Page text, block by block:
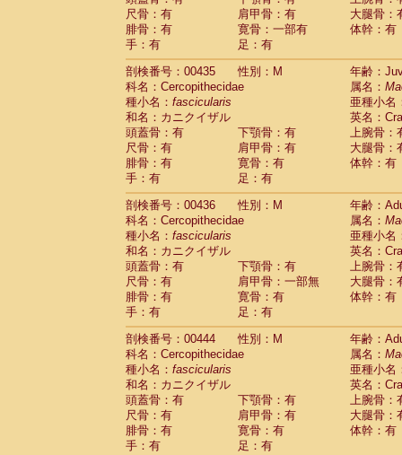
尺骨：有
肩甲骨：有
大腿骨：
腓骨：有
寛骨：一部有
体幹：有
手：有
足：有
剖検番号：00435
性別：M
年齢：
科名：Cercopithecidae
属名：
種小名： fascicularis
亜種小名
和名：カニクイザル
英名：
頭蓋骨：有
下顎骨：有
上腕骨：
尺骨：有
肩甲骨：有
大腿骨：
腓骨：有
寛骨：有
体幹：有
手：有
足：有
剖検番号：00436
性別：M
年齢：
科名：Cercopithecidae
属名：
種小名： fascicularis
亜種小名
和名：カニクイザル
英名：
頭蓋骨：有
下顎骨：有
上腕骨：
尺骨：有
肩甲骨：一部無
大腿骨：
腓骨：有
寛骨：有
体幹：有
手：有
足：有
剖検番号：00444
性別：M
年齢：
科名：Cercopithecidae
属名：
種小名： fascicularis
亜種小名
和名：カニクイザル
英名：
頭蓋骨：有
下顎骨：有
上腕骨：
尺骨：有
肩甲骨：有
大腿骨：
腓骨：有
寛骨：有
体幹：有
手：有
足：有